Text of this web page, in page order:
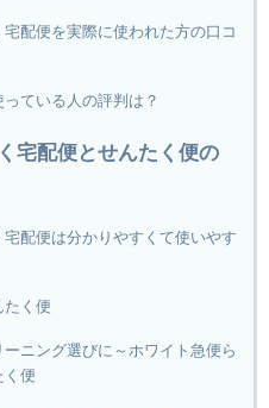
配便を実際に使われた方の口コ
ている人の評判は？
宅配便とせんたく便の
配便は分かりやすくて使いやす
たく便
ニング選びに～ホワイト急便ら
く便